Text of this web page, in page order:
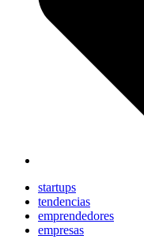
startups
tendencias
emprendedores
empresas